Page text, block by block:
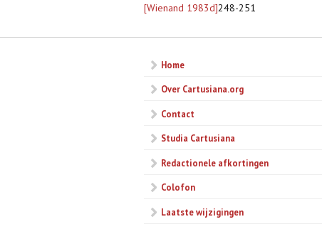
[Wienand 1983d]248-251
Home
Over Cartusiana.org
Contact
Studia Cartusiana
Redactionele afkortingen
Colofon
Laatste wijzigingen